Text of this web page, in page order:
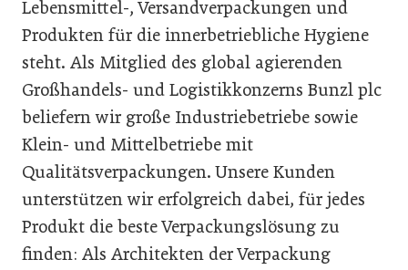
Lebensmittel-, Versandverpackungen und
Produkten für die innerbetriebliche Hygiene
steht. Als Mitglied des global agierenden
Großhandels- und Logistikkonzerns Bunzl plc
beliefern wir große Industriebetriebe sowie
Klein- und Mittelbetriebe mit
Qualitätsverpackungen. Unsere Kunden
unterstützen wir erfolgreich dabei, für jedes
Produkt die beste Verpackungslösung zu
finden: Als Architekten der Verpackung